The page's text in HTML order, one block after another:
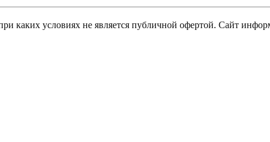
условиях не является публичной офертой. Сайт